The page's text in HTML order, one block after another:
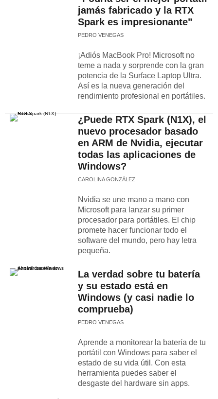
jamás fabricado y la RTX
Spark es impresionante"
PEDRO VENEGAS
¡Adiós MacBook Pro! Microsoft no
teme a nada y sorprende con la gran
potencia de la Surface Laptop Ultra.
Así es la nueva generación del
rendimiento profesional en portátiles.
¿Puede RTX Spark (N1X), el
nuevo procesador basado
en ARM de Nvidia, ejecutar
todas las aplicaciones de
Windows?
CAROLINA GONZÁLEZ
Nvidia se une mano a mano con
Microsoft para lanzar su primer
procesador para portátiles. El chip
promete hacer funcionar todo el
software del mundo, pero hay letra
pequeña.
La verdad sobre tu batería
y su estado está en
Windows (y casi nadie lo
comprueba)
PEDRO VENEGAS
Aprende a monitorear la batería de tu
portátil con Windows para saber el
estado de su vida útil. Con esta
herramienta puedes saber el
desgaste del hardware sin apps.